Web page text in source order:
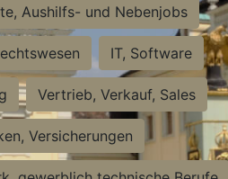
Aushilfs- und Nebenjobs
IT, Software
Vertrieb, Verkauf, Sales
Versicherungen